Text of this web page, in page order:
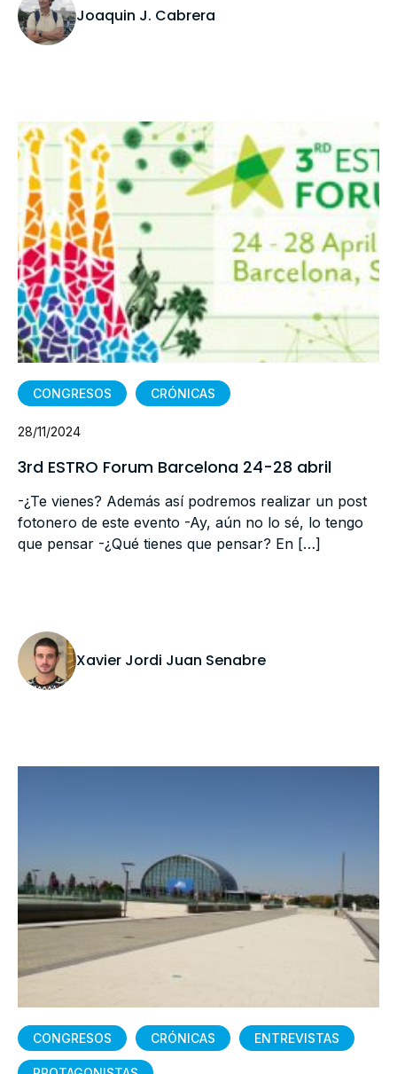
Joaquin J. Cabrera
CONGRESOS CRÓNICAS
28/11/2024
3rd ESTRO Forum Barcelona 24-28 abril
-¿Te vienes? Además así podremos realizar un post
fotonero de este evento -Ay, aún no lo sé, lo tengo
que pensar -¿Qué tienes que pensar? En […]
Xavier Jordi Juan Senabre
CONGRESOS CRÓNICAS ENTREVISTAS